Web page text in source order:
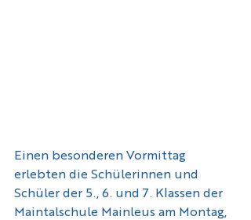
Einen besonderen Vormittag
erlebten die Schülerinnen und
Schüler der 5., 6. und 7. Klassen der
Maintalschule Mainleus am Montag,